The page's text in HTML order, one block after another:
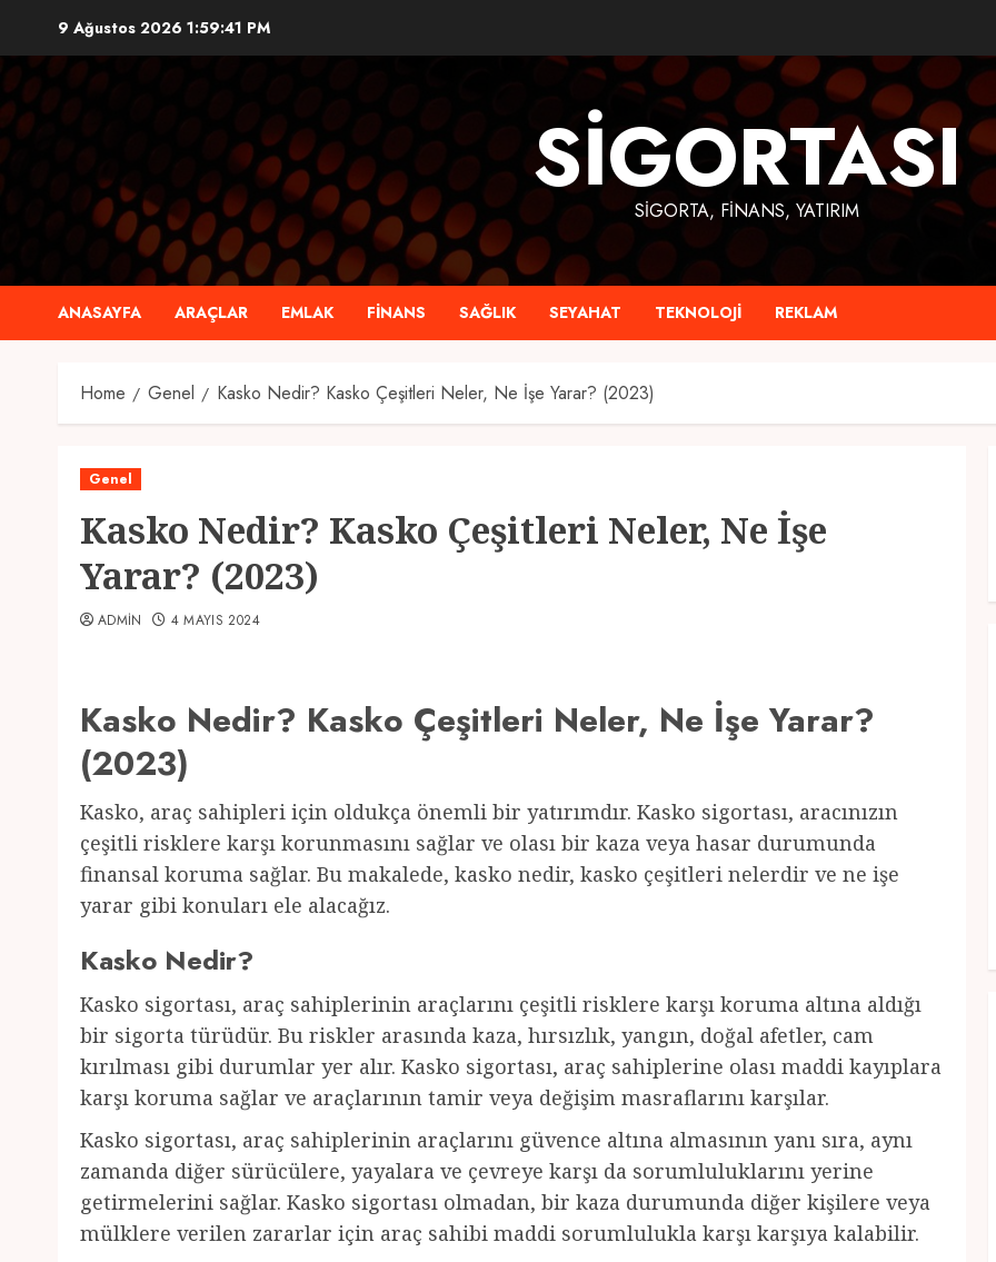
content
9 Ağustos 2026 1:59:42 PM
SIGORTASI
SIGORTA, FINANS, YATIRIM
ANASAYFA ARAÇLAR EMLAK FINANS SAĞLIK SEYAHAT TEKNOLOJI REKLAM
Home Genel Kasko Nedir? Kasko Çeşitleri Neler, Ne İşe Yarar? (2023)
Genel
Kasko Nedir? Kasko Çeşitleri Neler, Ne İşe
Yarar? (2023)
ADMIN 4 MAYIS 2024
Kasko Nedir? Kasko Çeşitleri Neler, Ne İşe Yarar?
(2023)
Kasko, araç sahipleri için oldukça önemli bir yatırımdır. Kasko sigortası, aracınızın
çeşitli risklere karşı korunmasını sağlar ve olası bir kaza veya hasar durumunda
finansal koruma sağlar. Bu makalede, kasko nedir, kasko çeşitleri nelerdir ve ne işe
yarar gibi konuları ele alacağız.
Kasko Nedir?
Kasko sigortası, araç sahiplerinin araçlarını çeşitli risklere karşı koruma altına aldığı
bir sigorta türüdür. Bu riskler arasında kaza, hırsızlık, yangın, doğal afetler, cam
kırılması gibi durumlar yer alır. Kasko sigortası, araç sahiplerine olası maddi kayıplara
karşı koruma sağlar ve araçlarının tamir veya değişim masraflarını karşılar.
Kasko sigortası, araç sahiplerinin araçlarını güvence altına almasının yanı sıra, aynı
zamanda diğer sürücülere, yayalara ve çevreye karşı da sorumluluklarını yerine
getirmelerini sağlar. Kasko sigortası olmadan, bir kaza durumunda diğer kişilere veya
mülklere verilen zararlar için araç sahibi maddi sorumlulukla karşı karşıya kalabilir.